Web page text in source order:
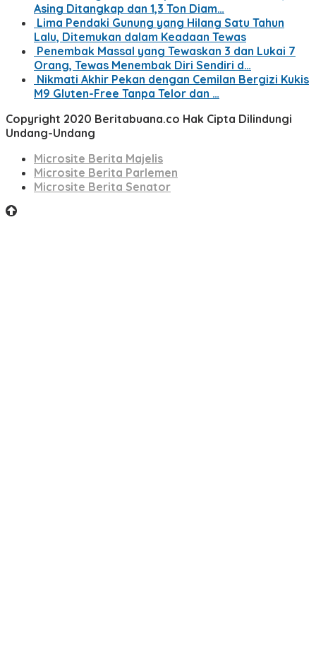
Asing Ditangkap dan 1,3 Ton Diam…
Lima Pendaki Gunung yang Hilang Satu Tahun
Lalu, Ditemukan dalam Keadaan Tewas
Penembak Massal yang Tewaskan 3 dan Lukai 7
Orang, Tewas Menembak Diri Sendiri d…
Nikmati Akhir Pekan dengan Cemilan Bergizi Kukis
M9 Gluten-Free Tanpa Telor dan …
Copyright 2020 Beritabuana.co Hak Cipta Dilindungi
Undang-Undang
Microsite Berita Majelis
Microsite Berita Parlemen
Microsite Berita Senator